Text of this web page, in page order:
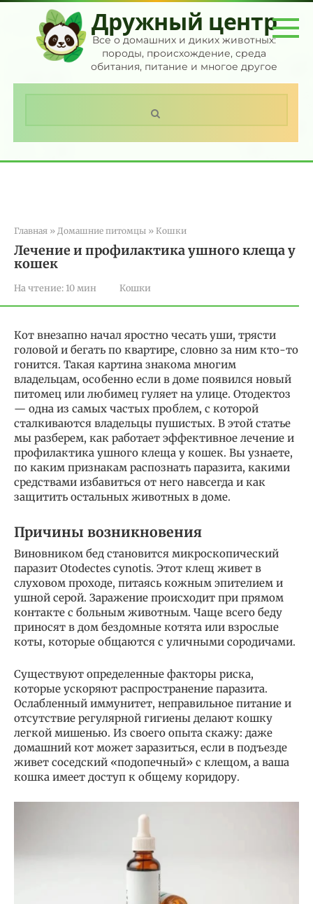
Перейти
контенту
Дружный центр
Все о домашних и диких животных:
породы, происхождение, среда
обитания, питание и многое другое
Главная » Домашние питомцы » Кошки
Лечение и профилактика ушного клеща у
кошек
На чтение: 10 мин Кошки
Кот внезапно начал яростно чесать уши, трясти
головой и бегать по квартире, словно за ним кто-то
гонится. Такая картина знакома многим
владельцам, особенно если в доме появился новый
питомец или любимец гуляет на улице. Отодектоз
— одна из самых частых проблем, с которой
сталкиваются владельцы пушистых. В этой статье
мы разберем, как работает эффективное лечение и
профилактика ушного клеща у кошек. Вы узнаете,
по каким признакам распознать паразита, какими
средствами избавиться от него навсегда и как
защитить остальных животных в доме.
Причины возникновения
Виновником бед становится микроскопический
паразит Otodectes cynotis. Этот клещ живет в
слуховом проходе, питаясь кожным эпителием и
ушной серой. Заражение происходит при прямом
контакте с больным животным. Чаще всего беду
приносят в дом бездомные котята или взрослые
коты, которые общаются с уличными сородичами.
Существуют определенные факторы риска,
которые ускоряют распространение паразита.
Ослабленный иммунитет, неправильное питание и
отсутствие регулярной гигиены делают кошку
легкой мишенью. Из своего опыта скажу: даже
домашний кот может заразиться, если в подъезде
живет соседский «подопечный» с клещом, а ваша
кошка имеет доступ к общему коридору.